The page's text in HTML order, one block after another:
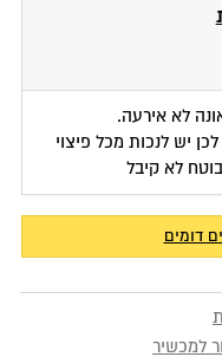
לא אירעה.
יש לנכות מכל פיצוי
לא קיבל
דומים
למכשיר